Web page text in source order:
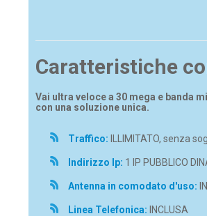
Caratteristiche
Vai ultra veloce a 30 mega e banda
con una soluzione unica.
Traffico: ILLIMITATO, senza
Indirizzo Ip: 1 IP PUBBLICO
Antenna in comodato d'uso:
Linea Telefonica: INCLUSA